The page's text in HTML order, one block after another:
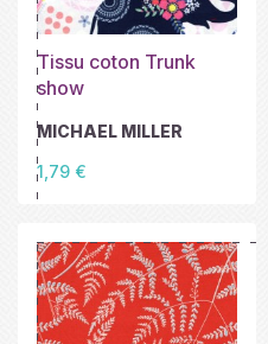
Tissu coton Trunk
show
MICHAEL MILLER
Prix
1,79 €